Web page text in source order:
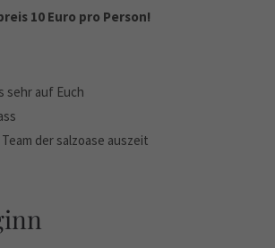
10 Euro pro Person!
sehr auf Euch
der salzoase auszeit